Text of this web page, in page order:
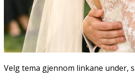
Velg tema gjennom linkane under,